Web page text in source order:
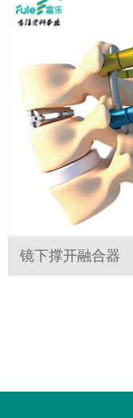
镜下撑开融合器